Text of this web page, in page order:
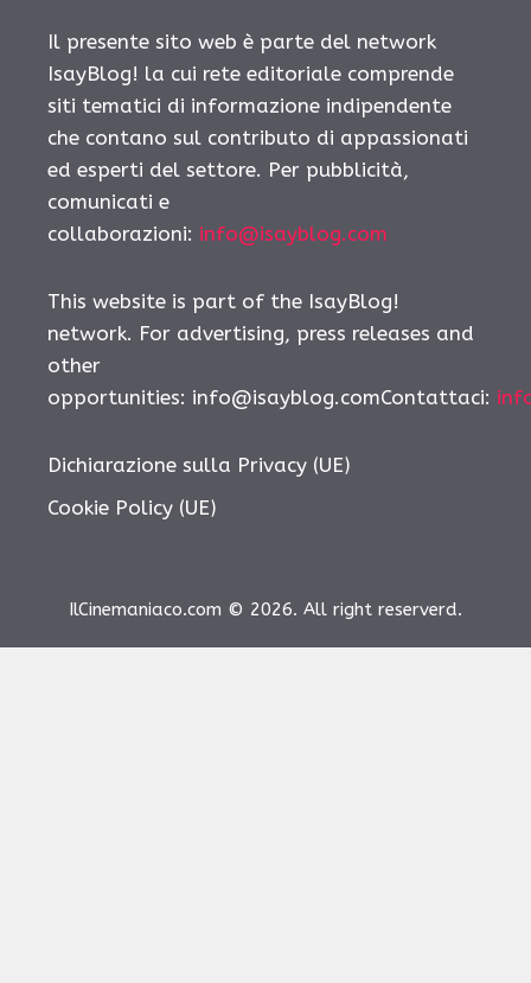
Il presente sito web è parte del network
IsayBlog! la cui rete editoriale comprende
siti tematici di informazione indipendente
che contano sul contributo di appassionati
ed esperti del settore. Per pubblicità,
comunicati e
collaborazioni: info@isayblog.com
This website is part of the IsayBlog!
network. For advertising, press releases and
other
opportunities: info@isayblog.comContattaci:
Dichiarazione sulla Privacy (UE)
Cookie Policy (UE)
IlCinemaniaco.com © 2026. All right reserverd.